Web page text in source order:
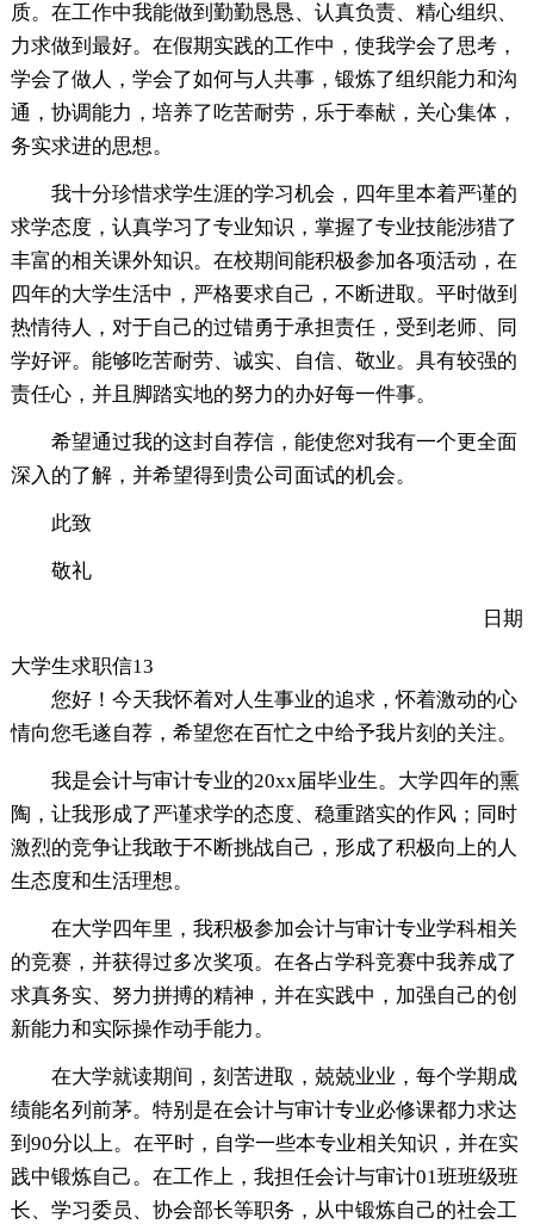
质。在工作中我能做到勤勤恳恳、认真负责、精心组织、
力求做到最好。在假期实践的工作中，使我学会了思考，
学会了做人，学会了如何与人共事，锻炼了组织能力和沟
通，协调能力，培养了吃苦耐劳，乐于奉献，关心集体，
务实求进的思想。
我十分珍惜求学生涯的学习机会，四年里本着严谨的
求学态度，认真学习了专业知识，掌握了专业技能涉猎了
丰富的相关课外知识。在校期间能积极参加各项活动，在
四年的大学生活中，严格要求自己，不断进取。平时做到
热情待人，对于自己的过错勇于承担责任，受到老师、同
学好评。能够吃苦耐劳、诚实、自信、敬业。具有较强的
责任心，并且脚踏实地的努力的办好每一件事。
希望通过我的这封自荐信，能使您对我有一个更全面
深入的了解，并希望得到贵公司面试的机会。
此致
敬礼
日期
大学生求职信13
您好！今天我怀着对人生事业的追求，怀着激动的心
情向您毛遂自荐，希望您在百忙之中给予我片刻的关注。
我是会计与审计专业的20xx届毕业生。大学四年的熏
陶，让我形成了严谨求学的态度、稳重踏实的作风；同时
激烈的竞争让我敢于不断挑战自己，形成了积极向上的人
生态度和生活理想。
在大学四年里，我积极参加会计与审计专业学科相关
的竞赛，并获得过多次奖项。在各占学科竞赛中我养成了
求真务实、努力拼搏的精神，并在实践中，加强自己的创
新能力和实际操作动手能力。
在大学就读期间，刻苦进取，兢兢业业，每个学期成
绩能名列前茅。特别是在会计与审计专业必修课都力求达
到90分以上。在平时，自学一些本专业相关知识，并在实
践中锻炼自己。在工作上，我担任会计与审计01班班级班
长、学习委员、协会部长等职务，从中锻炼自己的社会工